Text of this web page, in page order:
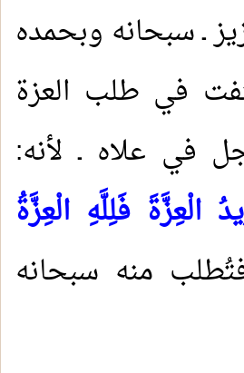
ـ سبحانه وبحمده
في طلب العزة
في علاه ـ لأنه:
الْعِزَّةَ فَلِلَّهِ الْعِزَّةُ
منه سبحانه